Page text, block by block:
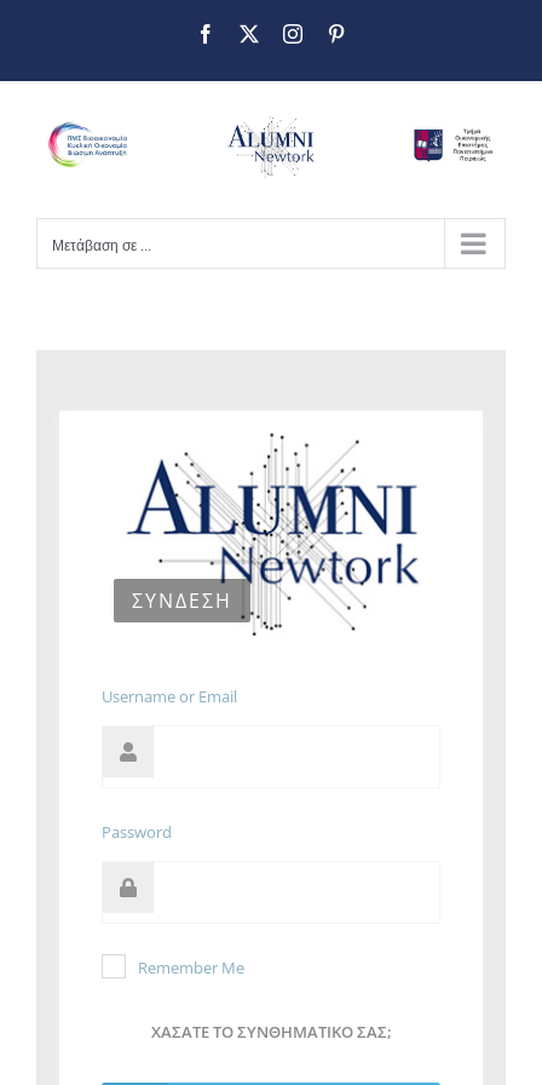
Μετάβαση σε ...
ΣΎΝΔΕΣΗ
Username or Email
Password
Remember Me
ΧΆΣΑΤΕ ΤΟ ΣΥΝΘΗΜΑΤΙΚΌ ΣΑΣ;